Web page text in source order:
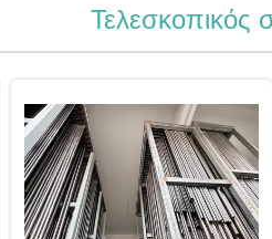
Τελεσκοπικός